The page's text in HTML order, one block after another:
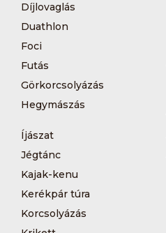
Díjlovaglás
Duathlon
Foci
Futás
Görkorcsolyázás
Hegymászás
Íjászat
Jégtánc
Kajak-kenu
Kerékpár túra
Korcsolyázás